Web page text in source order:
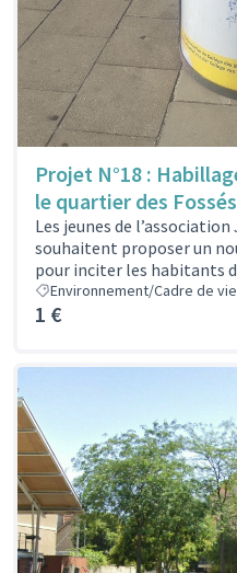
Projet N°18 :
le quartier des
Les jeunes de
souhaitent proposer un
pour inciter les habitants
Environnement/Cadre de vie
1 €